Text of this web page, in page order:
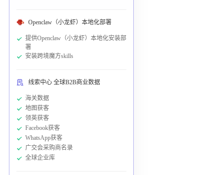
Openclaw（小龙虾）本地化部署
提供Openclaw（小龙虾）本地化安装部
署
安装跨境魔方skills
线索中心 全球B2B商业数据
海关数据
地图获客
领英获客
Facebook获客
WhatsApp获客
广交会采购商名录
全球企业库